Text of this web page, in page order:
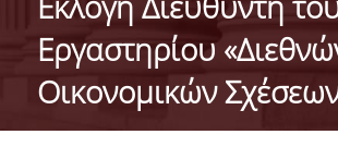
ΔΙΟΙΚΗΣΗ ΤΟΥ ΤΜΗΜΑΤΟΣ
ΓΡΑΜΜΑΤΕΙΑ ΠΡΟΠΤΥΧΙΑΚΩΝ
Εργαστηρίου
Οικονομικών